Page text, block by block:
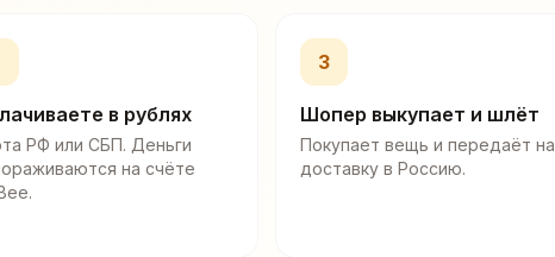
в рублях
РФ или СБП. Деньги
на счёте
3
Шопер выкупает и шлёт
Покупает вещь и передаёт на
доставку в Россию.